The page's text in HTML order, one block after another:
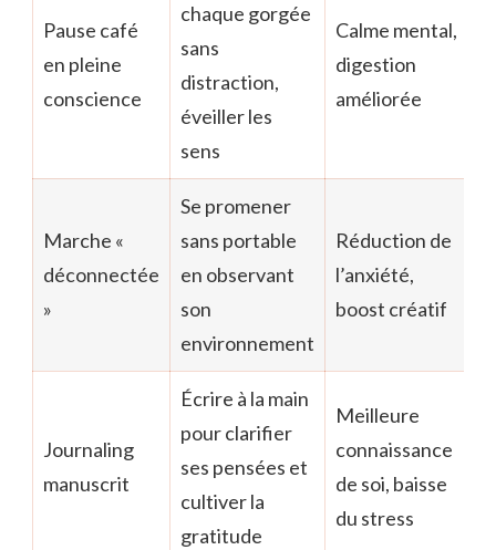
Pause café
en pleine
conscience
chaque gorgée
sans
distraction,
éveiller les
sens
Calme mental,
digestion
améliorée
Marche «
déconnectée
»
Se promener
sans portable
en observant
son
environnement
Réduction de
l’anxiété,
boost créatif
Journaling
manuscrit
Écrire à la main
pour clarifier
ses pensées et
cultiver la
gratitude
Meilleure
connaissance
de soi, baisse
du stress